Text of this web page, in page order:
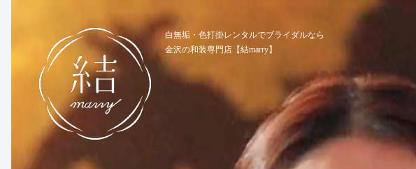
白無垢・色打掛レンタルでブライダルなら
金沢の和装専門店【結marry】